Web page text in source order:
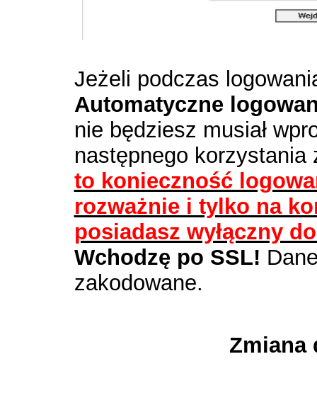
Jeżeli podczas
Automatyczne
nie będziesz musiał
następnego
to konieczność
rozważnie i tylko na
posiadasz wyłączny
Wchodzę po SSL!
zakodowane.
Zmiana